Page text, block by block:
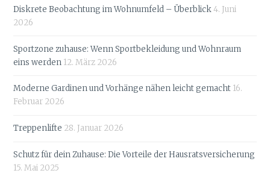
Diskrete Beobachtung im Wohnumfeld – Überblick4. Juni
2026
Sportzone zuhause: Wenn Sportbekleidung und Wohnraum
eins werden 12. März 2026
Moderne Gardinen und Vorhänge nähen leicht gemacht 16.
Februar 2026
Treppenlifte 28. Januar 2026
Schutz für dein Zuhause: Die Vorteile der Hausratsversicherung
15. Mai 2025